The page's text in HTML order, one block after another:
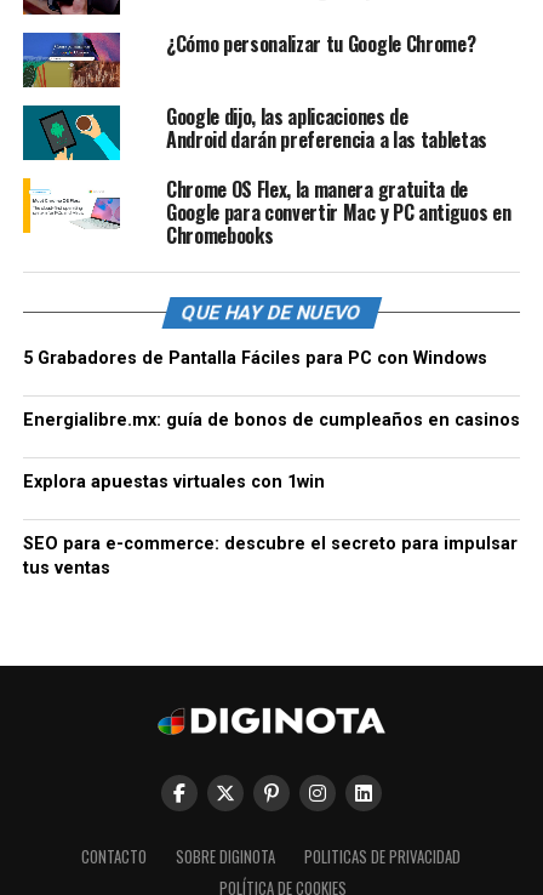
¿Cómo personalizar tu Google Chrome?
Google dijo, las aplicaciones de
Android darán preferencia a las tabletas
Chrome OS Flex, la manera gratuita de
Google para convertir Mac y PC antiguos en
Chromebooks
QUE HAY DE NUEVO
5 Grabadores de Pantalla Fáciles para PC con Windows
Energialibre.mx: guía de bonos de cumpleaños en casinos
Explora apuestas virtuales con 1win
SEO para e-commerce: descubre el secreto para impulsar
tus ventas
CONTACTO SOBRE DIGINOTA
POLITICAS DE PRIVACIDAD
POLÍTICA DE COOKIES